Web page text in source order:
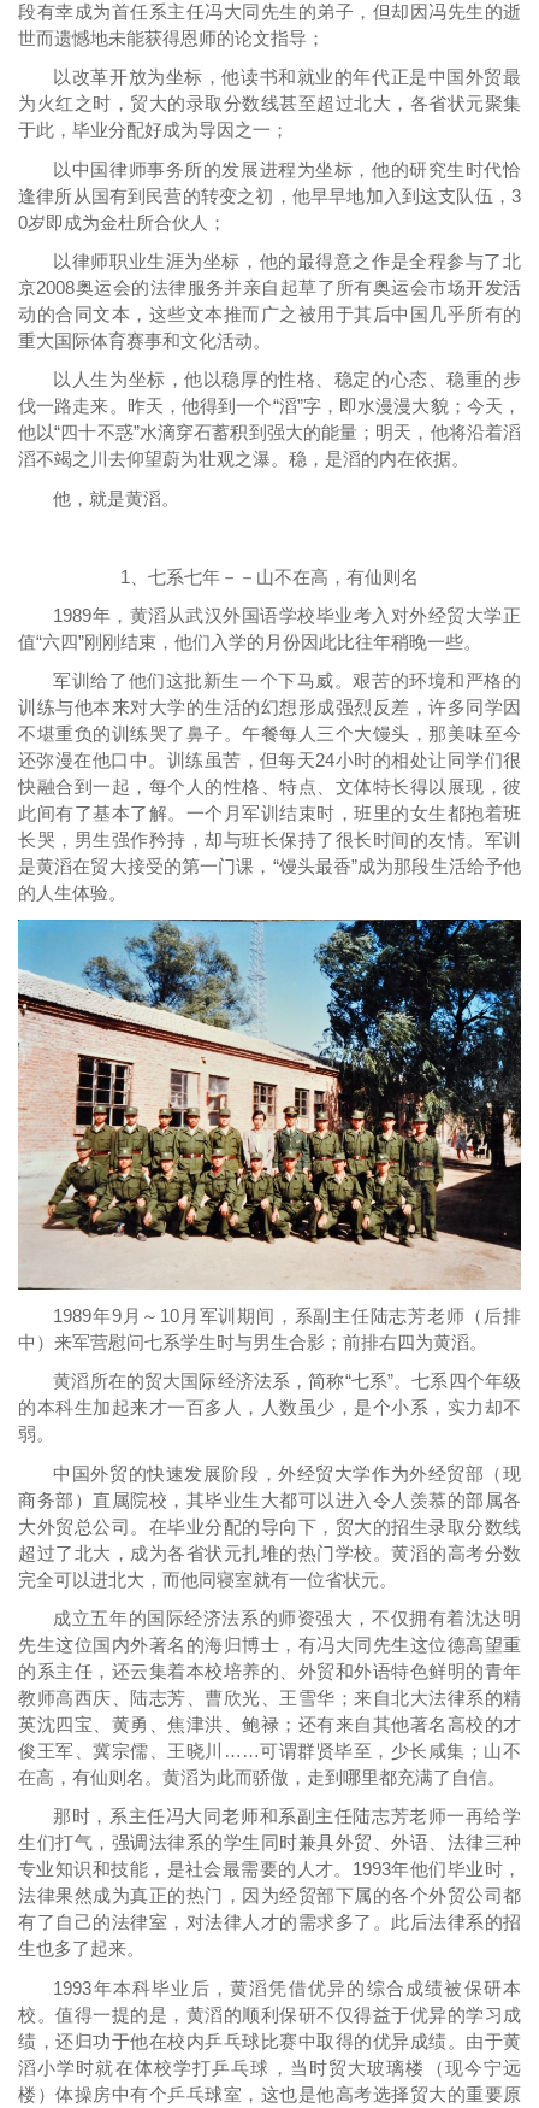
段有幸成为首任系主任冯大同先生的弟子，但却因冯先生的逝
世而遗憾地未能获得恩师的论文指导；
以改革开放为坐标，他读书和就业的年代正是中国外贸最
为火红之时，贸大的录取分数线甚至超过北大，各省状元聚集
于此，毕业分配好成为导因之一；
以中国律师事务所的发展进程为坐标，他的研究生时代恰
逢律所从国有到民营的转变之初，他早早地加入到这支队伍，3
0岁即成为金杜所合伙人；
以律师职业生涯为坐标，他的最得意之作是全程参与了北
京2008奥运会的法律服务并亲自起草了所有奥运会市场开发活
动的合同文本，这些文本推而广之被用于其后中国几乎所有的
重大国际体育赛事和文化活动。
以人生为坐标，他以稳厚的性格、稳定的心态、稳重的步
伐一路走来。昨天，他得到一个“滔”字，即水漫漫大貌；今天，
他以“四十不惑”水滴穿石蓄积到强大的能量；明天，他将沿着滔
滔不竭之川去仰望蔚为壮观之瀑。稳，是滔的内在依据。
他，就是黄滔。
1、七系七年－－山不在高，有仙则名
1989年，黄滔从武汉外国语学校毕业考入对外经贸大学正
值“六四”刚刚结束，他们入学的月份因此比往年稍晚一些。
军训给了他们这批新生一个下马威。艰苦的环境和严格的
训练与他本来对大学的生活的幻想形成强烈反差，许多同学因
不堪重负的训练哭了鼻子。午餐每人三个大馒头，那美味至今
还弥漫在他口中。训练虽苦，但每天24小时的相处让同学们很
快融合到一起，每个人的性格、特点、文体特长得以展现，彼
此间有了基本了解。一个月军训结束时，班里的女生都抱着班
长哭，男生强作矜持，却与班长保持了很长时间的友情。军训
是黄滔在贸大接受的第一门课，“馒头最香”成为那段生活给予他
的人生体验。
1989年9月～10月军训期间，系副主任陆志芳老师（后排
中）来军营慰问七系学生时与男生合影；前排右四为黄滔。
黄滔所在的贸大国际经济法系，简称“七系”。七系四个年级
的本科生加起来才一百多人，人数虽少，是个小系，实力却不
弱。
中国外贸的快速发展阶段，外经贸大学作为外经贸部（现
商务部）直属院校，其毕业生大都可以进入令人羡慕的部属各
大外贸总公司。在毕业分配的导向下，贸大的招生录取分数线
超过了北大，成为各省状元扎堆的热门学校。黄滔的高考分数
完全可以进北大，而他同寝室就有一位省状元。
成立五年的国际经济法系的师资强大，不仅拥有着沈达明
先生这位国内外著名的海归博士，有冯大同先生这位德高望重
的系主任，还云集着本校培养的、外贸和外语特色鲜明的青年
教师高西庆、陆志芳、曹欣光、王雪华；来自北大法律系的精
英沈四宝、黄勇、焦津洪、鲍禄；还有来自其他著名高校的才
俊王军、冀宗儒、王晓川……可谓群贤毕至，少长咸集；山不
在高，有仙则名。黄滔为此而骄傲，走到哪里都充满了自信。
那时，系主任冯大同老师和系副主任陆志芳老师一再给学
生们打气，强调法律系的学生同时兼具外贸、外语、法律三种
专业知识和技能，是社会最需要的人才。1993年他们毕业时，
法律果然成为真正的热门，因为经贸部下属的各个外贸公司都
有了自己的法律室，对法律人才的需求多了。此后法律系的招
生也多了起来。
1993年本科毕业后，黄滔凭借优异的综合成绩被保研本
校。值得一提的是，黄滔的顺利保研不仅得益于优异的学习成
绩，还归功于他在校内乒乓球比赛中取得的优异成绩。由于黄
滔小学时就在体校学打乒乓球，当时贸大玻璃楼（现今宁远
楼）体操房中有个乒乓球室，这也是他高考选择贸大的重要原